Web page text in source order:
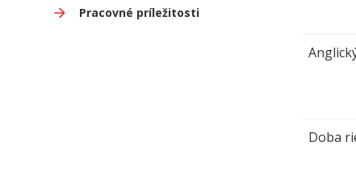
Pracovné príležitosti
Doba